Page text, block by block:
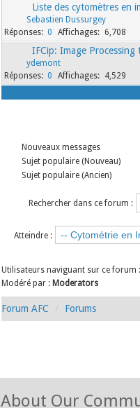
Liste des cytomètres en
Sebastien Dussurgey
0
6,708
IFCip: Image
ydemont
0
4,529
Nouveaux messages
Sujet populaire (Nouveau)
Sujet populaire (Ancien)
Rechercher dans ce forum :
Atteindre :
Utilisateurs naviguant sur ce forum
Modéré par : Moderators
Forum AFC Forums
About Our